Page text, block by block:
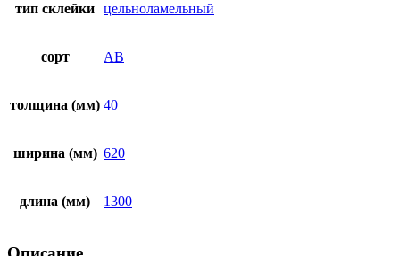
тип склейки цельноламельный
сорт AB
толщина (мм) 40
ширина (мм) 620
длина (мм) 1300